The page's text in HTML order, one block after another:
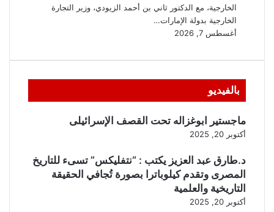
بالفيديو
ماجستير ابوغزاله تحت القصف الإسرائيلى
أكتوبر 20, 2025
د.طارق عبد العزيز يكتب : “نتفليكس” تسىء للتاريخ
المصرى وتقدم كيلوباترا بصورة تُجافي الحقيقة
التاريخية والعلمية
أكتوبر 20, 2025